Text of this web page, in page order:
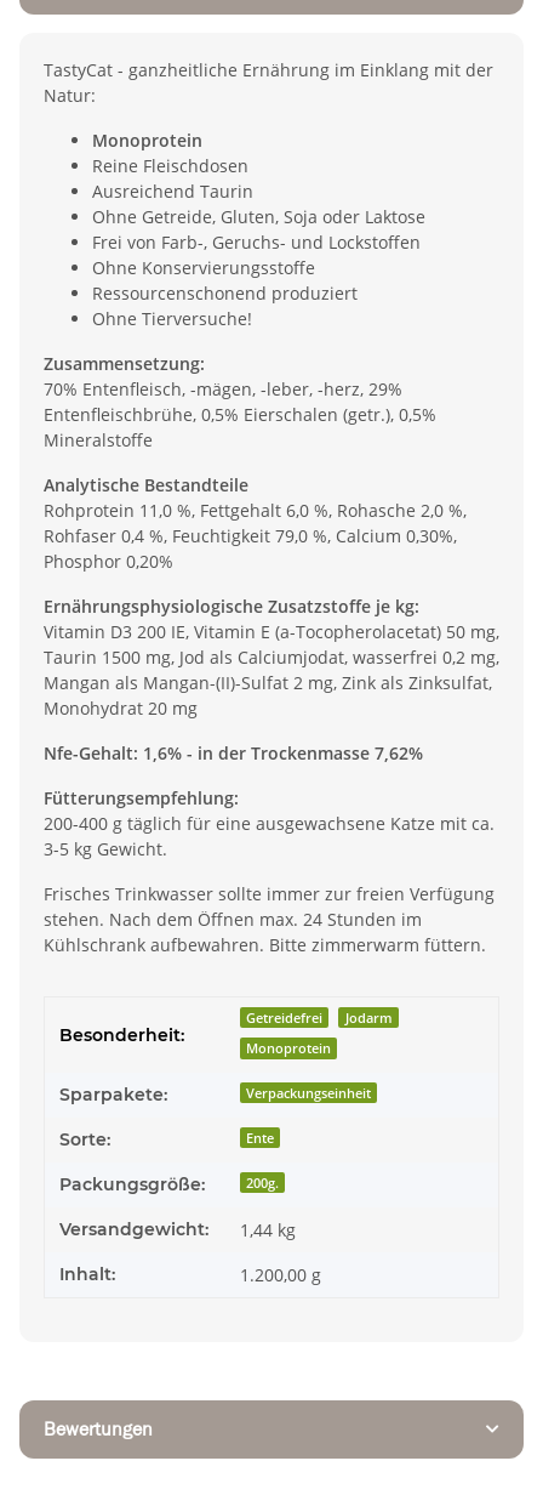
TastyCat - ganzheitliche Ernährung im Einklang mit der
Natur:
Monoprotein
Reine Fleischdosen
Ausreichend Taurin
Ohne Getreide, Gluten, Soja oder Laktose
Frei von Farb-, Geruchs- und Lockstoffen
Ohne Konservierungsstoffe
Ressourcenschonend produziert
Ohne Tierversuche!
Zusammensetzung:
70% Entenfleisch, -mägen, -leber, -herz, 29%
Entenfleischbrühe, 0,5% Eierschalen (getr.), 0,5%
Mineralstoffe
Analytische Bestandteile
Rohprotein 11,0 %, Fettgehalt 6,0 %, Rohasche 2,0 %,
Rohfaser 0,4 %, Feuchtigkeit 79,0 %, Calcium 0,30%,
Phosphor 0,20%
Ernährungsphysiologische Zusatzstoffe je kg:
Vitamin D3 200 IE, Vitamin E (a-Tocopherolacetat) 50 mg,
Taurin 1500 mg, Jod als Calciumjodat, wasserfrei 0,2 mg,
Mangan als Mangan-(II)-Sulfat 2 mg, Zink als Zinksulfat,
Monohydrat 20 mg
Nfe-Gehalt: 1,6% - in der Trockenmasse 7,62%
Fütterungsempfehlung:
200-400 g täglich für eine ausgewachsene Katze mit ca.
3-5 kg Gewicht.
Frisches Trinkwasser sollte immer zur freien Verfügung
stehen. Nach dem Öffnen max. 24 Stunden im
Kühlschrank aufbewahren. Bitte zimmerwarm füttern.
Besonderheit:
Getreidefrei
Jodarm
Monoprotein
Sparpakete: Verpackungseinheit
Sorte: Ente
Packungsgröße: 200g.
Versandgewicht: 1,44 kg
Inhalt: 1.200,00 g
Bewertungen